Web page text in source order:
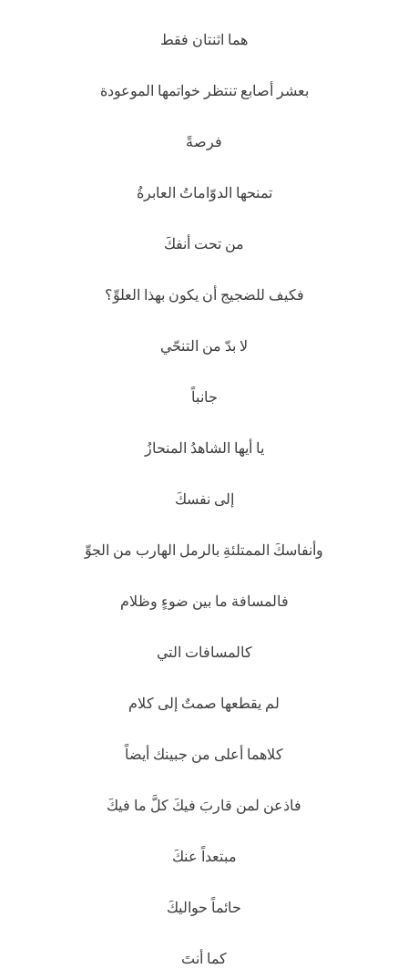
هما اثنتان فقط
بعشر أصابع تنتظر خواتمها الموعودة
فرصةً
تمنحها الدوّاماتُ العابرةُ
من تحت أنفكَ
فكيف للضجيج أن يكون بهذا العلوِّ؟
لا بدّ من التنحّي
جانباً
يا أيها الشاهدُ المنحازُ
إلى نفسكَ
وأنفاسكَ الممتلئةِ بالرمل الهارب من الجوِّ
فالمسافة ما بين ضوءٍ وظلام
كالمسافات التي
لم يقطعها صمتٌ إلى كلام
كلاهما أعلى من جبينك أيضاً
فاذعن لمن قاربَ فيكَ كلَّ ما فيكَ
مبتعداً عنكَ
حائماً حواليكَ
كما أنتَ